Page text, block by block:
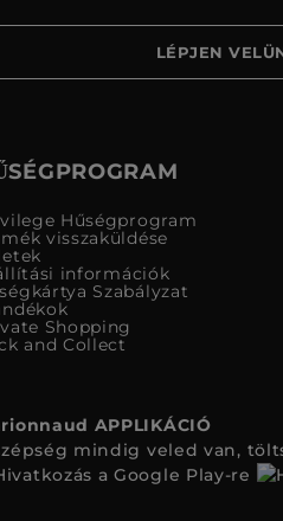
LÉPJEN
Hűségprogram
visszaküldése
információk
Szabályzat
Shopping
and Collect
APPLIKÁCIÓ
mindig veled van,